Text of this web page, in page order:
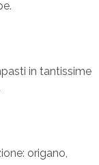
in tantissime
origano,